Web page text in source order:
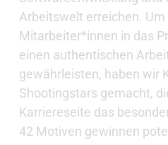
Arbeitswelt erreichen.
Mitarbeiter*innen in das
einen authentischen
gewährleisten, haben wir
Shootingstars gemacht,
Karriereseite das
42 Motiven gewinnen